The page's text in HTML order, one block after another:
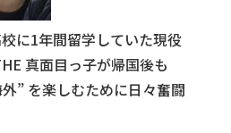
に1年間留学していた現役
真面目っ子が帰国後も
” を楽しむために日々奮闘